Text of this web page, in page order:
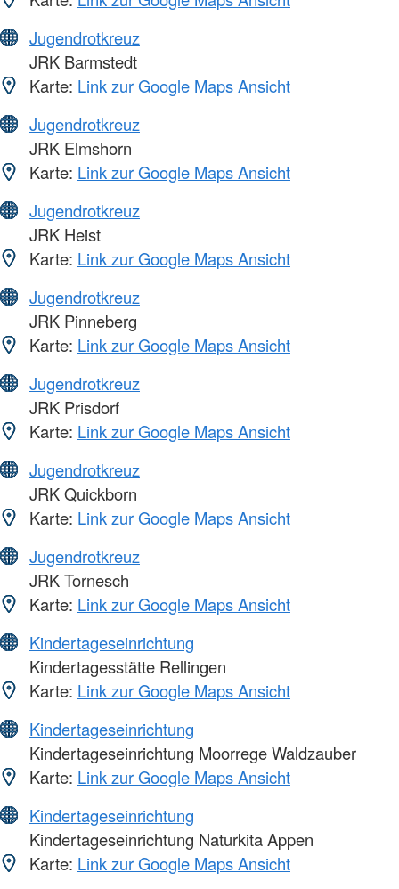
Jugendrotkreuz
JRK Barmstedt
Karte: Link zur Google Maps Ansicht
Jugendrotkreuz
JRK Elmshorn
Karte: Link zur Google Maps Ansicht
Jugendrotkreuz
JRK Heist
Karte: Link zur Google Maps Ansicht
Jugendrotkreuz
JRK Pinneberg
Karte: Link zur Google Maps Ansicht
Jugendrotkreuz
JRK Prisdorf
Karte: Link zur Google Maps Ansicht
Jugendrotkreuz
JRK Quickborn
Karte: Link zur Google Maps Ansicht
Jugendrotkreuz
JRK Tornesch
Karte: Link zur Google Maps Ansicht
Kindertageseinrichtung
Kindertagesstätte Rellingen
Karte: Link zur Google Maps Ansicht
Kindertageseinrichtung
Kindertageseinrichtung Moorrege Waldzauber
Karte: Link zur Google Maps Ansicht
Kindertageseinrichtung
Kindertageseinrichtung Naturkita Appen
Karte: Link zur Google Maps Ansicht